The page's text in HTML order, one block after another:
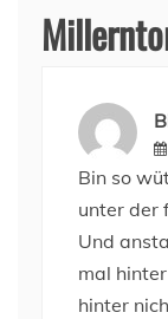
Bin so
unter der
Und
mal
hinter